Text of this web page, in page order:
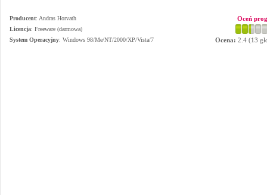
Producent: Andras Horvath
Licencja: Freeware (darmowa)
System Operacyjny: Windows 98/Me/NT/2000/XP/Vista/7
Oceń
Ocena: 2.4 (13